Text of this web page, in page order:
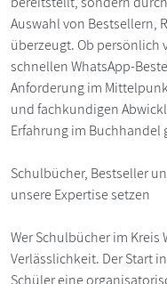
Auswahl von Bestsellern,
überzeugt. Ob persönlich
schnellen WhatsApp-
Anforderung im
und fachkundigen
Erfahrung im Buchhandel
Schulbücher, Bestseller
unsere Expertise setzen
Wer Schulbücher im
Verlässlichkeit. Der Start
Schüler eine